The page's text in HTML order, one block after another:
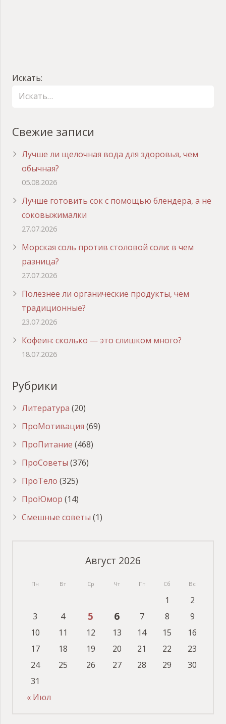
Искать:
Свежие записи
Лучше ли щелочная вода для здоровья, чем
обычная?
05.08.2026
Лучше готовить сок с помощью блендера, а не
соковыжималки
27.07.2026
Морская соль против столовой соли: в чем
разница?
27.07.2026
Полезнее ли органические продукты, чем
традиционные?
23.07.2026
Кофеин: сколько — это слишком много?
18.07.2026
Рубрики
Литература (20)
ПроМотивация (69)
ПроПитание (468)
ПроСоветы (376)
ПроТело (325)
ПроЮмор (14)
Смешные советы (1)
Август 2026
Пн Вт Ср Чт Пт Сб Вс
« Июл
1
2
3
4 5 6 7 8
9
10
11 12 13 14 15
16
17
18 19 20 21 22
23
24
25 26 27 28 29
30
31